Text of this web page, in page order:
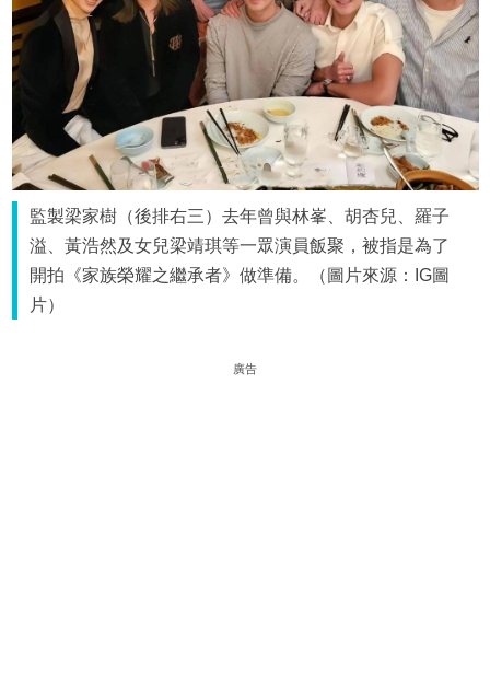
監製梁家樹（後排右三）去年曾與林峯、胡杏兒、羅子
溢、黃浩然及女兒梁靖琪等一眾演員飯聚，被指是為了
開拍《家族榮耀之繼承者》做準備。（圖片來源：IG圖
片）
廣告